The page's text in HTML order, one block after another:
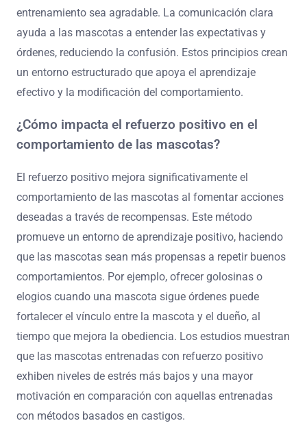
entrenamiento sea agradable. La comunicación clara
ayuda a las mascotas a entender las expectativas y
órdenes, reduciendo la confusión. Estos principios crean
un entorno estructurado que apoya el aprendizaje
efectivo y la modificación del comportamiento.
¿Cómo impacta el refuerzo positivo en el
comportamiento de las mascotas?
El refuerzo positivo mejora significativamente el
comportamiento de las mascotas al fomentar acciones
deseadas a través de recompensas. Este método
promueve un entorno de aprendizaje positivo, haciendo
que las mascotas sean más propensas a repetir buenos
comportamientos. Por ejemplo, ofrecer golosinas o
elogios cuando una mascota sigue órdenes puede
fortalecer el vínculo entre la mascota y el dueño, al
tiempo que mejora la obediencia. Los estudios muestran
que las mascotas entrenadas con refuerzo positivo
exhiben niveles de estrés más bajos y una mayor
motivación en comparación con aquellas entrenadas
con métodos basados en castigos.